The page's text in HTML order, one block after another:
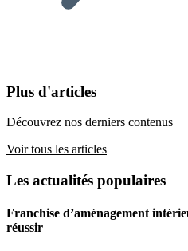
Plus d'articles
Découvrez nos derniers contenus
Voir tous les articles
Les actualités populaires
Franchise d’aménagement
réussir